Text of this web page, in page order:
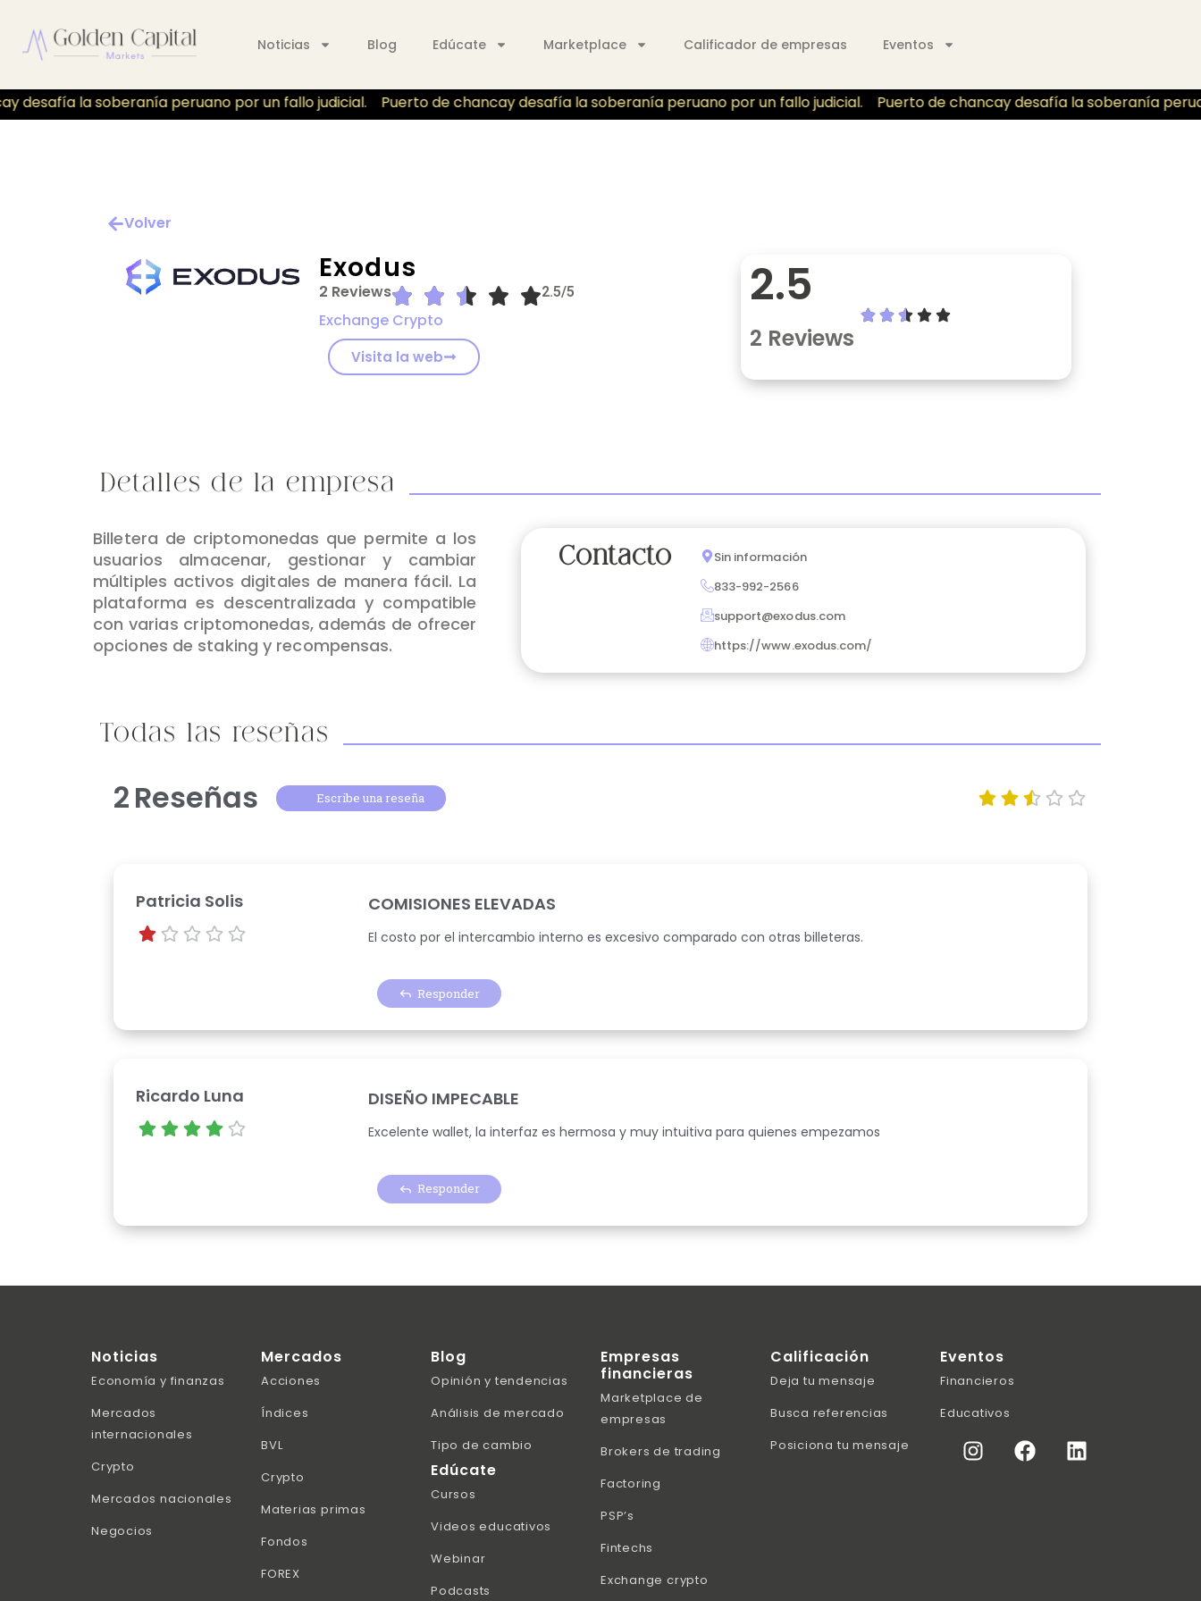
Noticias Blog Edúcate Marketplace Calificador de empresas Eventos
desafía la soberanía peruano por un fallo judicial. Puerto de chancay desafía la soberanía peruano por un fallo judicial. Puerto de chancay desafía la soberanía
Volver
Exodus
2 Reviews 2.5/5
Exchange Crypto
Visita la web
2.5
2 Reviews
Detalles de la empresa
Billetera de criptomonedas que permite a los
usuarios almacenar, gestionar y cambiar
múltiples activos digitales de manera fácil. La
plataforma es descentralizada y compatible
con varias criptomonedas, además de ofrecer
opciones de staking y recompensas.
Contacto
Sin información
833-992-2566
support@exodus.com
https://www.exodus.com/
Todas las reseñas
2Reseñas Escribe una reseña
Patricia Solis COMISIONES ELEVADAS
El costo por el intercambio interno es excesivo comparado con otras billeteras.
Responder
Ricardo Luna DISEÑO IMPECABLE
Excelente wallet, la interfaz es hermosa y muy intuitiva para quienes empezamos
Responder
Noticias
Economía y finanzas
Mercados
internacionales
Crypto
Mercados nacionales
Negocios
Mercados
Acciones
Índices
BVL
Crypto
Materias primas
Fondos
FOREX
Blog
Opinión y tendencias
Análisis de mercado
Tipo de cambio
Edúcate
Cursos
Videos educativos
Webinar
Podcasts
Empresas
financieras
Marketplace de
empresas
Brokers de trading
Factoring
PSP’s
Fintechs
Exchange crypto
Calificación
Deja tu mensaje
Busca referencias
Posiciona tu mensaje
Eventos
Financieros
Educativos